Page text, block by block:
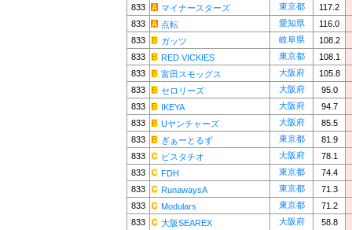
833
マイナースターズ 東京都
117.2
833
点転 愛知県
116.0
833
ガッツ 岐阜県
108.2
833
RED VICKIES 東京都
108.1
833
富田スモッグス 大阪府
105.8
833
セロリーズ 大阪府
95.0
833
IKEYA 大阪府
94.7
833
Uヤンチャーズ 大阪府
85.5
833
ぎぁーとるず 東京都
81.9
833
ピスタチオ 大阪府
78.1
833
FDH 東京都
74.4
833
RunawaysA 東京都
71.3
833
Modulars 東京都
71.2
833
大阪SEAREX 大阪府
58.8